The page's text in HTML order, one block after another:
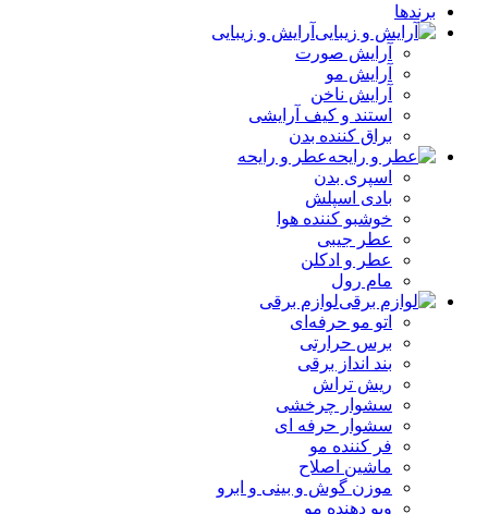
برندها
آرایش و زیبایی
آرایش صورت
آرایش مو
آرایش ناخن
استند و کیف آرایشی
براق کننده بدن
عطر و رایحه
اسپری بدن
بادی اسپلش
خوشبو کننده هوا
عطر جیبی
عطر و ادکلن
مام رول
لوازم برقی
اتو مو حرفه‌ای
برس حرارتی
بند انداز برقی
ریش تراش
سشوار چرخشی
سشوار حرفه ای
فر کننده‌ مو
ماشین اصلاح
موزن گوش و بینی و ابرو
ویو دهنده مو